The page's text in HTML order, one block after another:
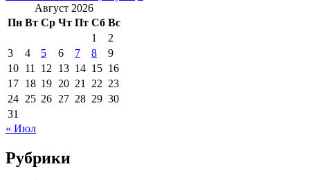
Август 2026
Пн Вт Ср Чт Пт Сб Вс
1
2
3
4 5 6 7 8
9
10 11 12 13 14 15 16
17 18 19 20 21 22 23
24 25 26 27 28 29 30
31
« Июл
Рубрики